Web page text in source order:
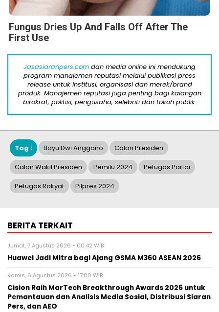
Fungus Dries Up And Falls Off After The
First Use
Jasasiaranpers.com dan media online ini mendukung
program manajemen reputasi melalui publikasi press
release untuk institusi, organisasi dan merek/brand
produk. Manajemen reputasi juga penting bagi kalangan
birokrat, politisi, pengusaha, selebriti dan tokoh publik.
Tag : Bayu Dwi Anggono Calon Presiden
Calon Wakil Presiden Pemilu 2024 Petugas Partai
Petugas Rakyat Pilpres 2024
BERITA TERKAIT
Jumat, 7 Agustus 2026 - 00:42 WIB
Huawei Jadi Mitra bagi Ajang GSMA M360 ASEAN 2026
Kamis, 6 Agustus 2026 - 17:00 WIB
Cision Raih MarTech Breakthrough Awards 2026 untuk
Pemantauan dan Analisis Media Sosial, Distribusi Siaran
Pers, dan AEO